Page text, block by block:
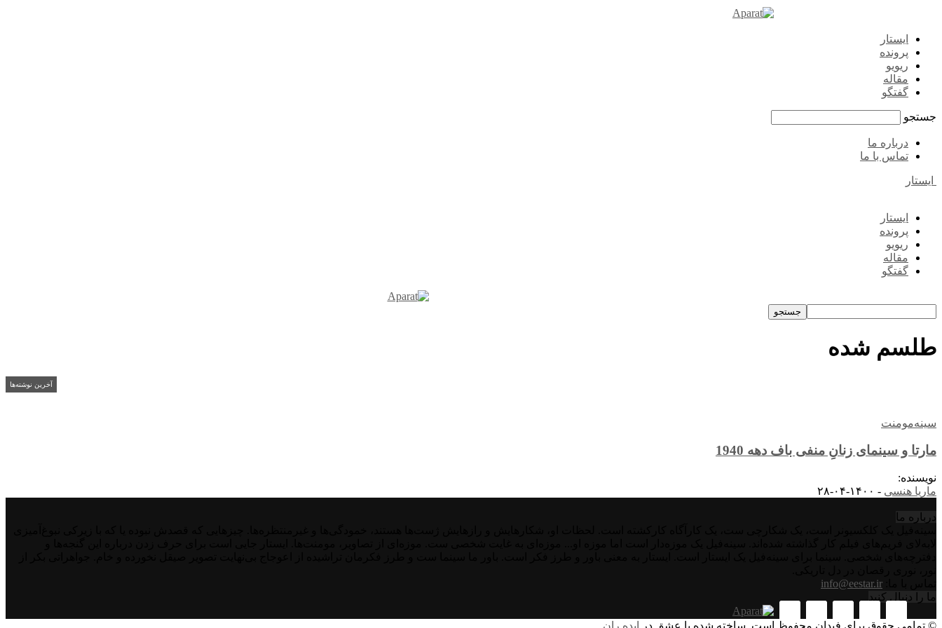
ایستار
پرونده
ریویو
مقاله
گفتگو
جستجو
درباره ما
تماس با ما
ایستار
ایستار
پرونده
ریویو
مقاله
گفتگو
طلسم شده
آخرین نوشته‌ها
سینه‌مومنت
مارتا و سینمای زنانِ منفی باف دهه 1940
نویسنده:
ماریا هنسی - ۱۴۰۰-۰۴-۲۸
درباره‌ ما
info@eestar.ir
ما را دنبال کنید